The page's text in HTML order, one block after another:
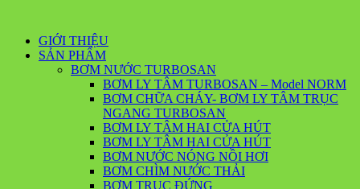
GIỚI THIỆU
SẢN PHẨM
BƠM NƯỚC TURBOSAN
BƠM LY TÂM TURBOSAN – Model NORM
BƠM CHỮA CHÁY- BƠM LY TÂM TRỤC
NGANG TURBOSAN
BƠM LY TÂM HAI CỬA HÚT
BƠM LY TÂM HAI CỬA HÚT
BƠM NƯỚC NÓNG NỒI HƠI
BƠM CHÌM NƯỚC THẢI
BƠM TRỤC ĐỨNG